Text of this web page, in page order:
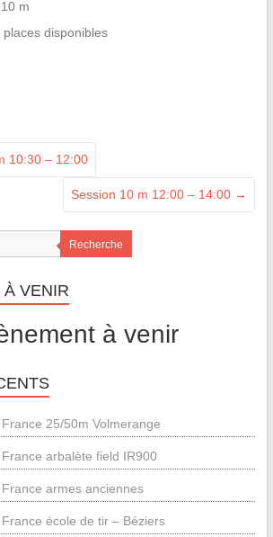
m
places disponibles
10:30 – 12:00
Session 10 m 12:00 – 14:00 →
Recherche
VENIR
à venir
25/50m Volmerange
arbalète field IR900
armes anciennes
école de tir – Béziers